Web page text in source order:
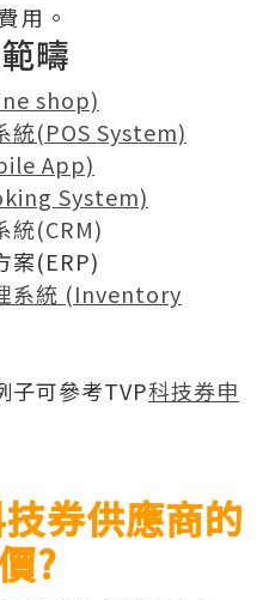
用。
疇
shop)
統(POS System)
App)
System)
統(CRM)
案(ERP)
系統 (Inventory
子可參考TVP科技券申
券供應商的
?